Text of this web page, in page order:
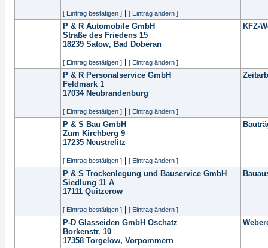
[ Eintrag bestätigen ] [ Eintrag ändern ]
P & R Automobile GmbH
Straße des Friedens 15
18239 Satow, Bad Doberan
[ Eintrag bestätigen ] [ Eintrag ändern ]
KFZ-
P & R Personalservice GmbH
Feldmark 1
17034 Neubrandenburg
[ Eintrag bestätigen ] [ Eintrag ändern ]
P & S Bau GmbH
Zum Kirchberg 9
17235 Neustrelitz
[ Eintrag bestätigen ] [ Eintrag ändern ]
P & S Trockenlegung und Bauservice GmbH
Siedlung 11 A
17111 Quitzerow
[ Eintrag bestätigen ] [ Eintrag ändern ]
P-D Glasseiden GmbH Oschatz
Borkenstr. 10
17358 Torgelow, Vorpommern